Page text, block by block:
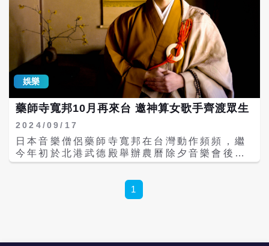
娛樂
藥師寺寬邦10月再來台 邀神算女歌手齊渡眾生
2024/09/17
日本音樂僧侶藥師寺寬邦在台灣動作頻頻，繼
今年初於北港武德殿舉辦農曆除夕音樂會後，
歌曲又被收錄在近期上映的大尺度國片《破浪
出，10月他將攜新專輯《悟Satori》再度來
台，在北中南三地開唱。 新專輯中歌曲〈般若
1